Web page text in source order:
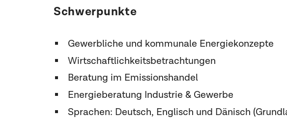
Schwerpunkte
Gewerbliche und kommunale Energiekonzepte
Wirtschaftlichkeitsbetrachtungen
Beratung im Emissionshandel
Energieberatung Industrie & Gewerbe
Sprachen: Deutsch, Englisch und Dänisch